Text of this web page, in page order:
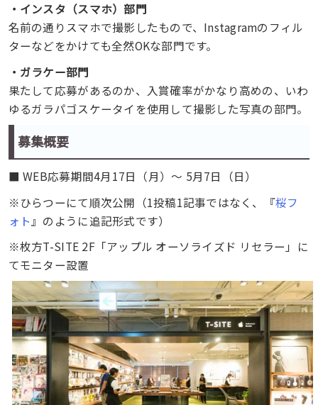
・インスタ（スマホ）部門
名前の通りスマホで撮影したもので、Instagramのフィル
ターなどをかけても全然OKな部門です。
・ガラケー部門
果たして応募があるのか、入賞確率がかなり高めの、いわ
ゆるガラパゴスケータイを使用して撮影した写真の部門。
募集概要
■ WEB応募期間4月17日（月）～ 5月7日（日）
※ひらつーにて順次公開（1投稿1記事ではなく、『桜フ
ォト 』のように追記形式です）
※枚方T-SITE 2F「アップル オーソライズド リセラー」に
てモニター設置